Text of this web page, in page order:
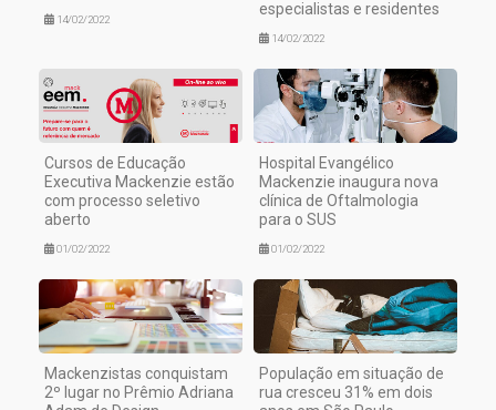
14/02/2022
especialistas e residentes
14/02/2022
Cursos de Educação
Executiva Mackenzie estão
com processo seletivo
aberto
01/02/2022
Hospital Evangélico
Mackenzie inaugura nova
clínica de Oftalmologia
para o SUS
01/02/2022
Mackenzistas conquistam
2º lugar no Prêmio Adriana
População em situação de
rua cresceu 31% em dois